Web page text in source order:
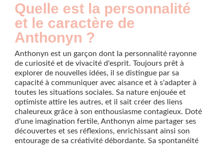
Quelle est la personnalité
et le caractère de
Anthonyn ?
Anthonyn est un garçon dont la personnalité rayonne
de curiosité et de vivacité d'esprit. Toujours prêt à
explorer de nouvelles idées, il se distingue par sa
capacité à communiquer avec aisance et à s'adapter à
toutes les situations sociales. Sa nature enjouée et
optimiste attire les autres, et il sait créer des liens
chaleureux grâce à son enthousiasme contagieux. Doté
d'une imagination fertile, Anthonyn aime partager ses
découvertes et ses réflexions, enrichissant ainsi son
entourage de sa créativité débordante. Sa spontanéité